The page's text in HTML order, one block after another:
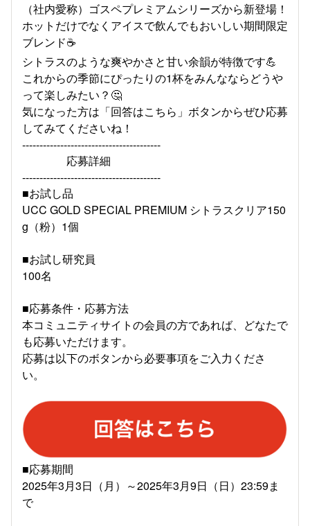
（社内愛称）ゴスペプレミアムシリーズから新登場！
ホットだけでなくアイスで飲んでもおいしい期間限定
ブレンド☕
シトラスのような爽やかさと甘い余韻が特徴です💪
これからの季節にぴったりの1杯をみんなならどうや
って楽しみたい？🤔
気になった方は「回答はこちら」ボタンからぜひ応募
してみてくださいね！
----------------------------------------
応募詳細
----------------------------------------
■お試し品
UCC GOLD SPECIAL PREMIUM シトラスクリア150
g（粉）1個
■お試し研究員
100名
■応募条件・応募方法
本コミュニティサイトの会員の方であれば、どなたで
も応募いただけます。
応募は以下のボタンから必要事項をご入力くださ
い。
■応募期間
2025年3月3日（月）～2025年3月9日（日）23:59ま
で